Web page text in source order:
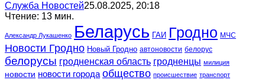
Служба Новостей25.08.2025, 20:18
Чтение: 13 мин.
Александр Лукашенко Беларусь ГАИ Гродно МЧС
Новости Гродно Новый Гродно автоновости белорус
белорусы гродненская область гродненцы милиция
новости новости города общество происшествие транспорт